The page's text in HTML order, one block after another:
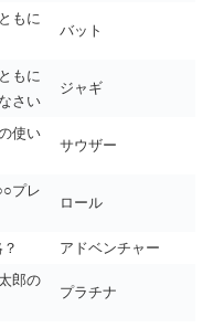
もに
バット
もに
さい
ジャギ
使い
サウザー
プレ
ロール
アドベンチャー
郎の
プラチナ